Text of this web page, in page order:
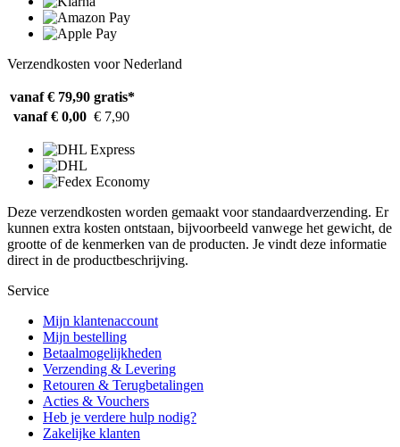
Verzendkosten voor Nederland
vanaf € 79,90 gratis*
vanaf € 0,00 € 7,90
Deze verzendkosten worden gemaakt voor standaardverzending. Er
kunnen extra kosten ontstaan, bijvoorbeeld vanwege het gewicht, de
grootte of de kenmerken van de producten. Je vindt deze informatie
direct in de productbeschrijving.
Service
Mijn klantenaccount
Mijn bestelling
Betaalmogelijkheden
Verzending & Levering
Retouren & Terugbetalingen
Acties & Vouchers
Heb je verdere hulp nodig?
Zakelijke klanten